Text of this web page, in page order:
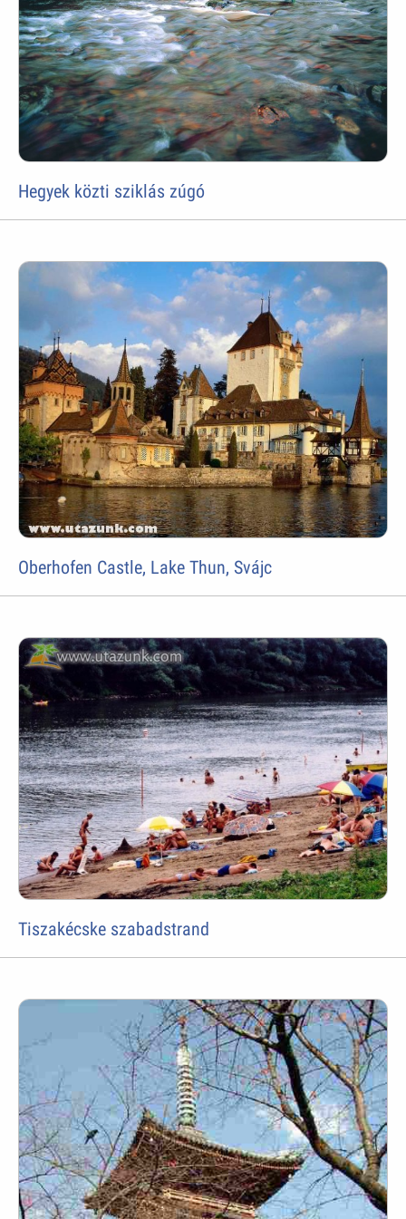
Hegyek közti sziklás zúgó
Oberhofen Castle, Lake Thun, Svájc
Tiszakécske szabadstrand